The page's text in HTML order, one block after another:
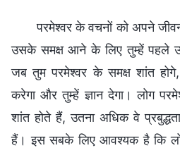
परमेश्वर के वचनों को अपने
उसके समक्ष आने के लिए तुम्हें पहले
जब तुम परमेश्वर के समक्ष शांत
करेगा और तुम्हें ज्ञान देगा। लोग
शांत होते हैं, उतना अधिक वे
हैं। इस सबके लिए आवश्यक है कि